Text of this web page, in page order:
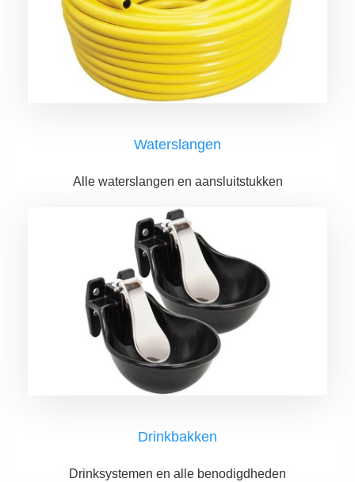
Waterslangen
Alle waterslangen en aansluitstukken
Drinkbakken
Drinksystemen en alle benodigdheden